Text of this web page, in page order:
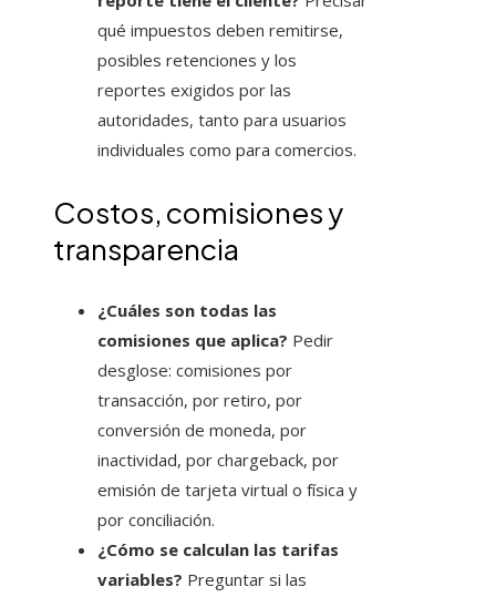
qué impuestos deben remitirse,
posibles retenciones y los
reportes exigidos por las
autoridades, tanto para usuarios
individuales como para comercios.
Costos, comisiones y
transparencia
¿Cuáles son todas las
comisiones que aplica? Pedir
desglose: comisiones por
transacción, por retiro, por
conversión de moneda, por
inactividad, por chargeback, por
emisión de tarjeta virtual o física y
por conciliación.
¿Cómo se calculan las tarifas
variables? Preguntar si las